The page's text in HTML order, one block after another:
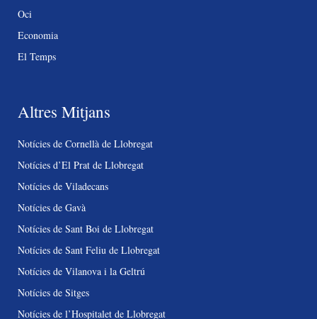
Oci
Economia
El Temps
Altres Mitjans
Notícies de Cornellà de Llobregat
Notícies d’El Prat de Llobregat
Notícies de Viladecans
Notícies de Gavà
Notícies de Sant Boi de Llobregat
Notícies de Sant Feliu de Llobregat
Notícies de Vilanova i la Geltrú
Notícies de Sitges
Notícies de l’Hospitalet de Llobregat